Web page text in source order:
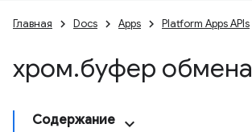
Главная Docs Apps Platform Apps APIs
хром.буфер обмена
Содержание